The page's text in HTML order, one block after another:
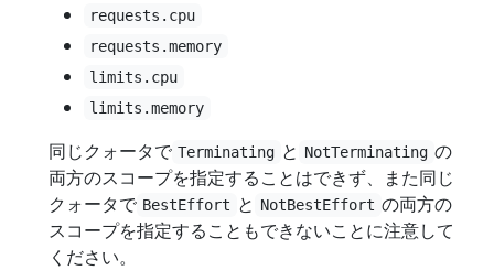
requests.cpu
requests.memory
limits.cpu
limits.memory
同じクォータで Terminating と NotTerminating の
両方のスコープを指定することはできず、また同じ
クォータで BestEffort と NotBestEffort の両方の
スコープを指定することもできないことに注意して
ください。